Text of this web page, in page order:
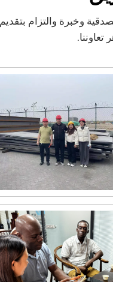
وخبرة والتزام